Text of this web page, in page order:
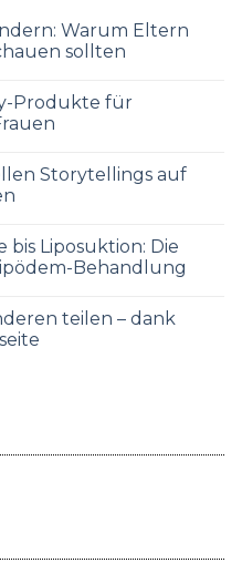
Warum Eltern
sollten
Produkte für
Storytellings auf
bis Liposuktion: Die
Behandlung
teilen – dank